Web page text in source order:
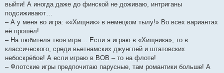
выйти! А иногда даже до финской не доживаю, интриганы
подсиживают…
– А у меня во игра: ««Хищник» в немецком тылу!» Во всех вариантах
её прошёл!
– На любителя твоя игра… Если я играю в «Хищника», то в
классического, среди вьетнамских джунглей и штатовских
небоскрёбов! А если играю в ВОВ – то на флоте!
– Флотские игры предпочитаю парусные, там романтики больше! А